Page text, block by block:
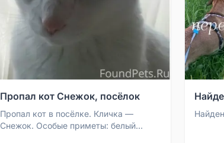
Пропал кот Снежок, посёлок
Пропал кот в посёлке. Кличка —
Снежок. Особые приметы: белый